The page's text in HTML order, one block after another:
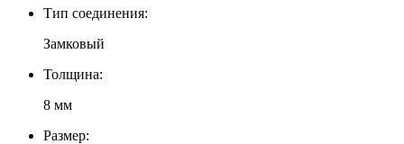
Тип соединения:
Замковый
Толщина:
8 мм
Размер: